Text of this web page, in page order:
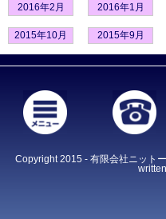
2016年2月 2016年1月
2015年10月 2015年9月
Copyright 2015 - 有限会社ニット